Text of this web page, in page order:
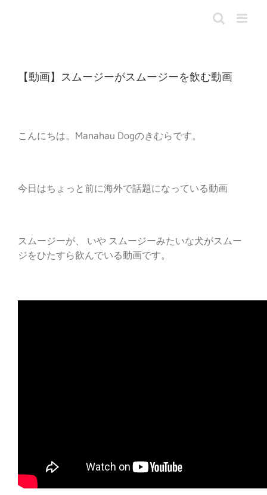
【動画】スムージーがスムージーを飲む動画
こんにちは。Manahau Dogのきむらです。
今日はちょっと前に海外で話題になっている動画
スムージーが、 いや スムージーみたいな犬がスムー
ジをひたすら飲んでいる動画です。